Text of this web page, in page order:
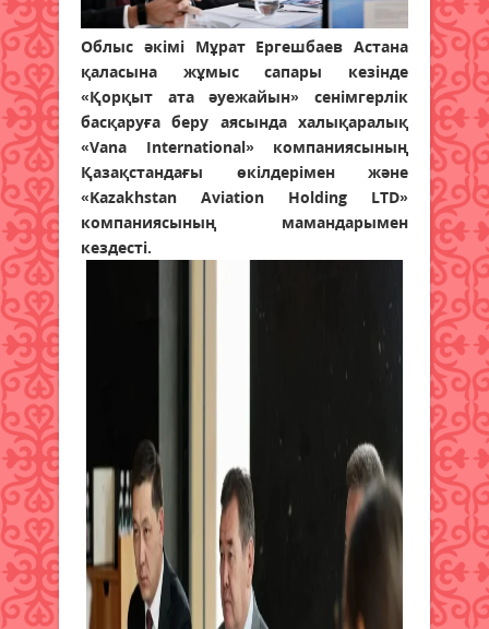
Облыс әкімі Мұрат Ергешбаев Астана
қаласына жұмыс сапары кезінде
«Қорқыт ата әуежайын» сенімгерлік
басқаруға беру аясында халықаралық
«Vana International» компаниясының
Қазақстандағы өкілдерімен және
«Kazakhstan Aviation Holding LTD»
компаниясының мамандарымен
кездесті.